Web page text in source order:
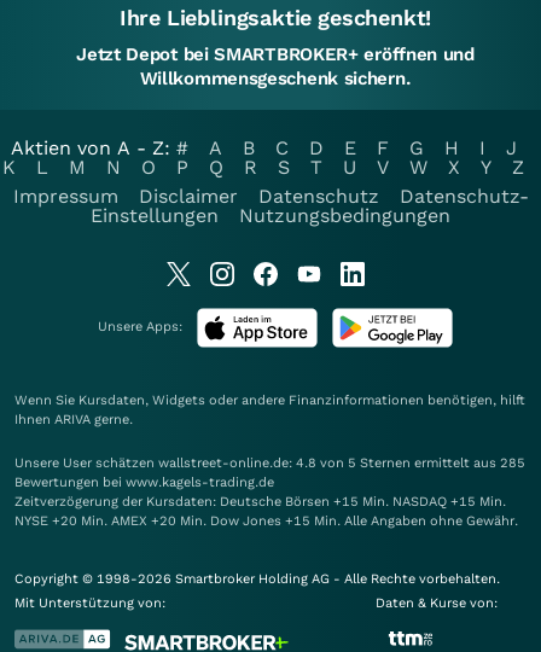
Ihre Lieblingsaktie geschenkt!
Jetzt Depot bei SMARTBROKER+ eröffnen und
Willkommensgeschenk sichern.
Aktien von A - Z: # A B C D E F G H I
J
K
L M N O P Q R S T U V W X Y
Z
Impressum
Disclaimer Datenschutz
Datenschutz-
Einstellungen
Nutzungsbedingungen
Unsere Apps:
Wenn Sie Kursdaten, Widgets oder andere Finanzinformationen benötigen, hilft
Ihnen ARIVA gerne.
Unsere User schätzen wallstreet-online.de: 4.8 von 5 Sternen ermittelt aus 285
Bewertungen bei www.kagels-trading.de
Zeitverzögerung der Kursdaten: Deutsche Börsen +15 Min. NASDAQ +15 Min.
NYSE +20 Min. AMEX +20 Min. Dow Jones +15 Min. Alle Angaben ohne Gewähr.
Copyright © 1998-2026 Smartbroker Holding AG - Alle Rechte vorbehalten.
Mit Unterstützung von:
Daten & Kurse von: